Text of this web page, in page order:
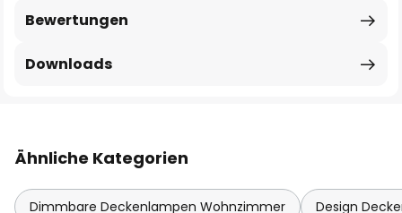
Bewertungen
Downloads
Ähnliche Kategorien
Dimmbare Deckenlampen Wohnzimmer Design